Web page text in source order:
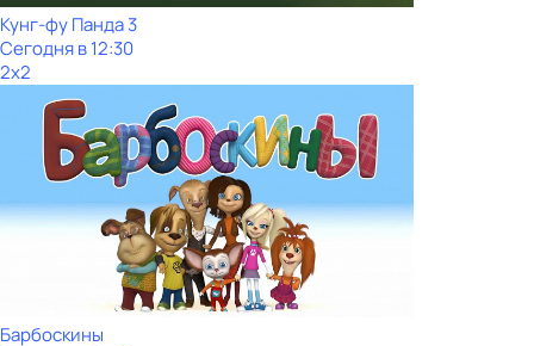
Кунг-фу Панда 3
Сегодня в 12:30
2x2
Барбоскины